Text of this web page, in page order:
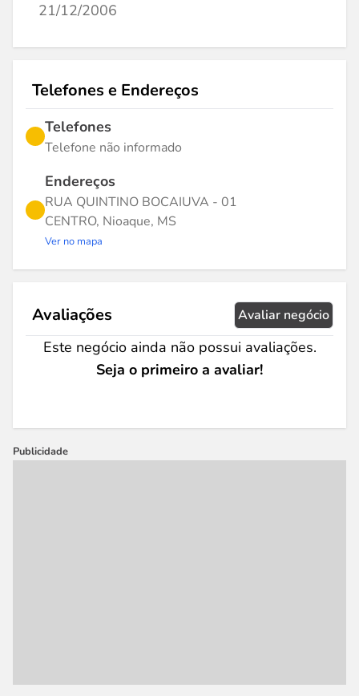
21/12/2006
Telefones e Endereços
Telefones
Telefone não informado
Endereços
RUA QUINTINO BOCAIUVA - 01
CENTRO, Nioaque, MS
Ver no mapa
Avaliações Avaliar negócio
Este negócio ainda não possui avaliações.
Seja o primeiro a avaliar!
Publicidade